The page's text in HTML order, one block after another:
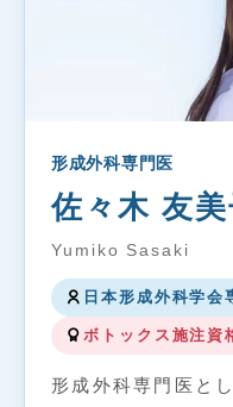
形成外科専門医
佐々木 友美
Yumiko Sasaki
日本形成外科学会
ボトックス施注資
形成外科専門医と